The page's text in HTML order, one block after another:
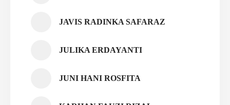
JAVIS RADINKA SAFARAZ
JULIKA ERDAYANTI
JUNI HANI ROSFITA